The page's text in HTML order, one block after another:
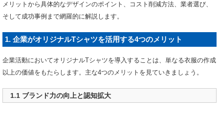
メリットから具体的なデザインのポイント、コスト削減方法、業者選び、
そして成功事例まで網羅的に解説します。
1. 企業がオリジナルTシャツを活用する4つのメリット
企業活動においてオリジナルTシャツを導入することは、単なる衣服の作成
以上の価値をもたらします。主な4つのメリットを見ていきましょう。
1.1 ブランド力の向上と認知拡大